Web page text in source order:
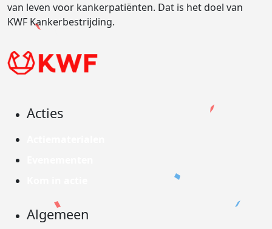
van leven voor kankerpatiënten. Dat is het doel van
KWF Kankerbestrijding.
Acties
Algemeen